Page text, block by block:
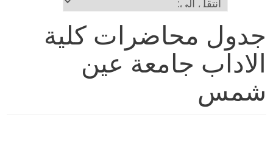
جدول محاضرات كلية
الاداب جامعة عين
شمس